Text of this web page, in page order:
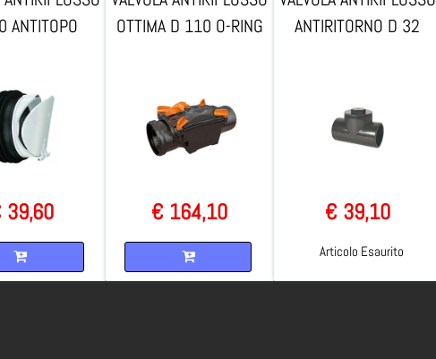
ANTITOPO
39,60
OTTIMA D 110 O-RING
€ 164,10
ANTIRITORNO D 32
€ 39,10
Articolo Esaurito